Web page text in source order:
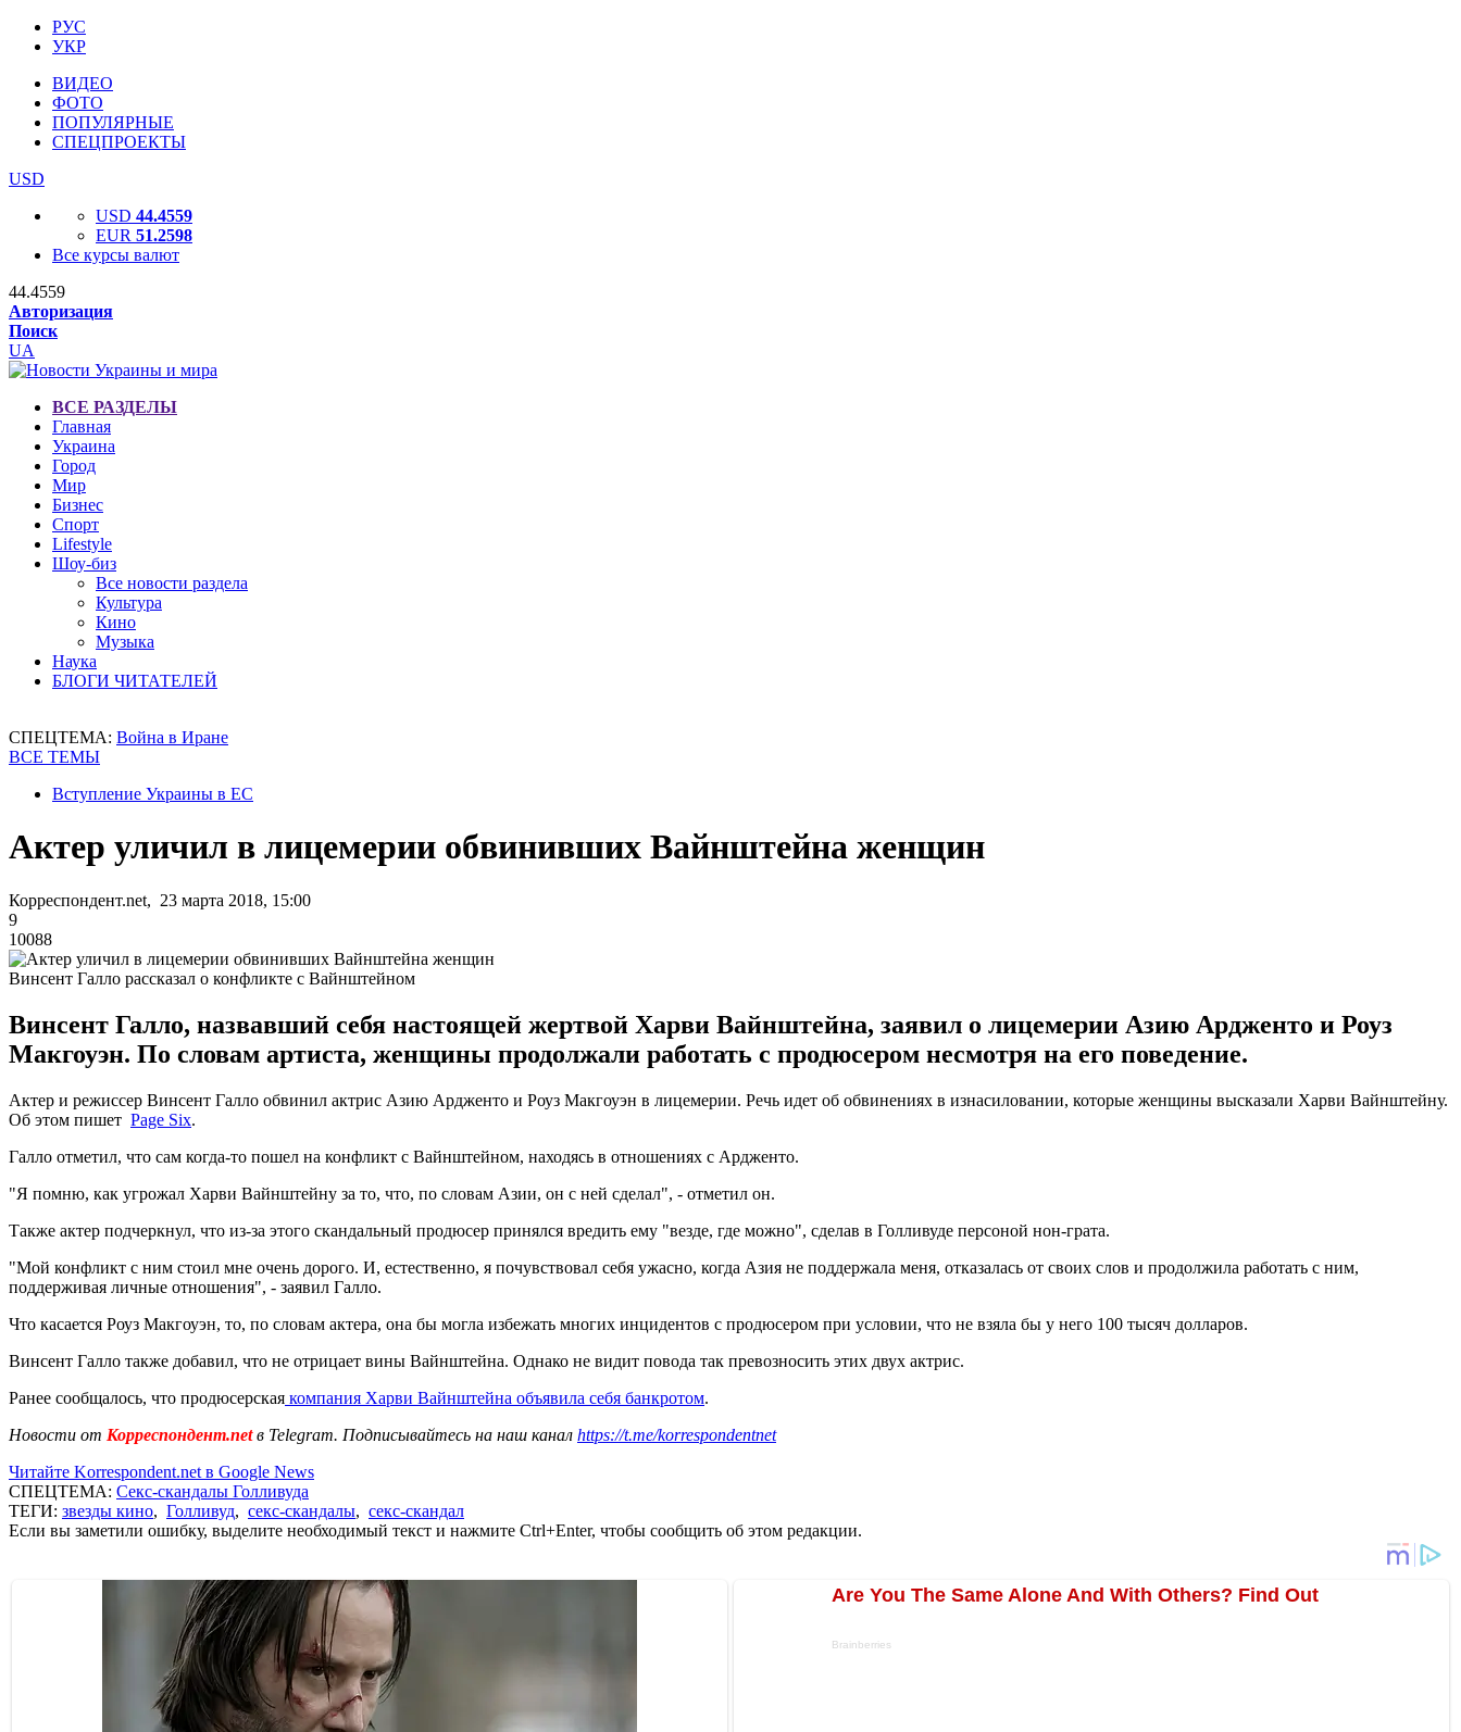
РУС
УКР
ВИДЕО
ФОТО
ПОПУЛЯРНЫЕ
СПЕЦПРОЕКТЫ
USD
USD 44.4559
EUR 51.2598
Все курсы валют
44.4559
Авторизация
Поиск
UA
ВСЕ РАЗДЕЛЫ
Главная
Украина
Город
Мир
Бизнес
Спорт
Lifestyle
Шоу-биз
Все новости раздела
Культура
Кино
Музыка
Наука
БЛОГИ ЧИТАТЕЛЕЙ
СПЕЦТЕМА: Война в Иране
ВСЕ ТЕМЫ
Вступление Украины в ЕС
Актер уличил в лицемерии обвинивших Вайнштейна женщин
Корреспондент.net, 23 марта 2018, 15:00
9
10088
Винсент Галло рассказал о конфликте с Вайнштейном
Винсент Галло, назвавший себя настоящей жертвой Харви Вайнштейна, заявил о лицемерии Азию Ардженто и Роуз
Макгоуэн. По словам артиста, женщины продолжали работать с продюсером несмотря на его поведение.
Актер и режиссер Винсент Галло обвинил актрис Азию Ардженто и Роуз Макгоуэн в лицемерии. Речь идет об обвинениях в изнасиловании, которые женщины высказали Харви Вайнштейну.
Об этом пишет Page Six.
Галло отметил, что сам когда-то пошел на конфликт с Вайнштейном, находясь в отношениях с Ардженто.
"Я помню, как угрожал Харви Вайнштейну за то, что, по словам Азии, он с ней сделал", - отметил он.
Также актер подчеркнул, что из-за этого скандальный продюсер принялся вредить ему "везде, где можно", сделав в Голливуде персоной нон-грата.
"Мой конфликт с ним стоил мне очень дорого. И, естественно, я почувствовал себя ужасно, когда Азия не поддержала меня, отказалась от своих слов и продолжила работать с ним,
поддерживая личные отношения", - заявил Галло.
Что касается Роуз Макгоуэн, то, по словам актера, она бы могла избежать многих инцидентов с продюсером при условии, что не взяла бы у него 100 тысяч долларов.
Винсент Галло также добавил, что не отрицает вины Вайнштейна. Однако не видит повода так превозносить этих двух актрис.
Ранее сообщалось, что продюсерская компания Харви Вайнштейна объявила себя банкротом.
Новости от Корреспондент.netв Telegram. Подписывайтесь на наш канал https://t.me/korrespondentnet
Читайте Korrespondent.net в Google News
СПЕЦТЕМА: Секс-скандалы Голливуда
ТЕГИ: звезды кино, Голливуд, секс-скандалы, секс-скандал
Если вы заметили ошибку, выделите необходимый текст и нажмите Ctrl+Enter, чтобы сообщить об этом редакции.